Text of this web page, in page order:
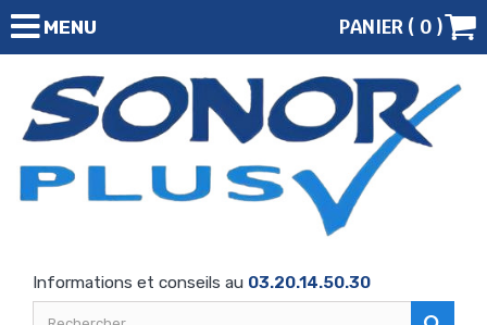
MENU PANIER ( 0 )
Informations et conseils au 03.20.14.50.30